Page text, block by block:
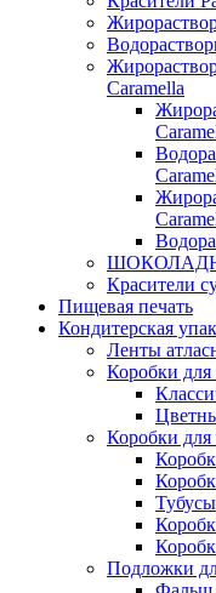
Caramella
Красители
Пищевая печать
Кондитерская
Ленты
Коробки для
Коробки для
Тубусы
Подложки